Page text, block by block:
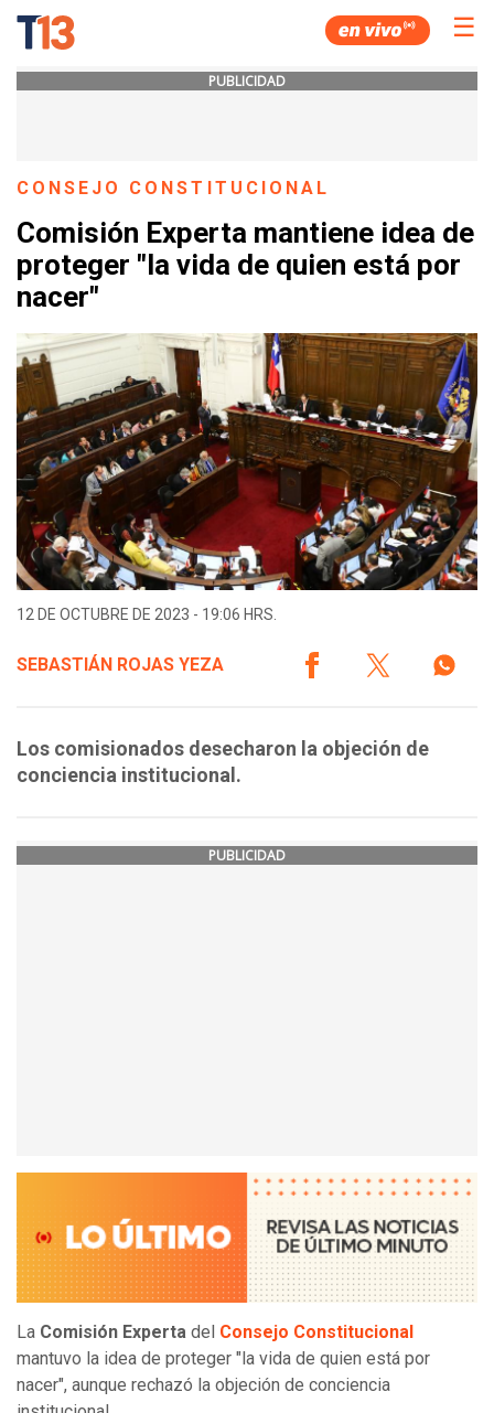
☰
PUBLICIDAD
CONSEJO CONSTITUCIONAL
Comisión Experta mantiene idea de
proteger "la vida de quien está por
nacer"
12 DE OCTUBRE DE 2023 - 19:06 HRS.
SEBASTIÁN ROJAS YEZA
Los comisionados desecharon la objeción de
conciencia institucional.
PUBLICIDAD
La Comisión Experta del Consejo Constitucional
mantuvo la idea de proteger "la vida de quien está por
nacer", aunque rechazó la objeción de conciencia